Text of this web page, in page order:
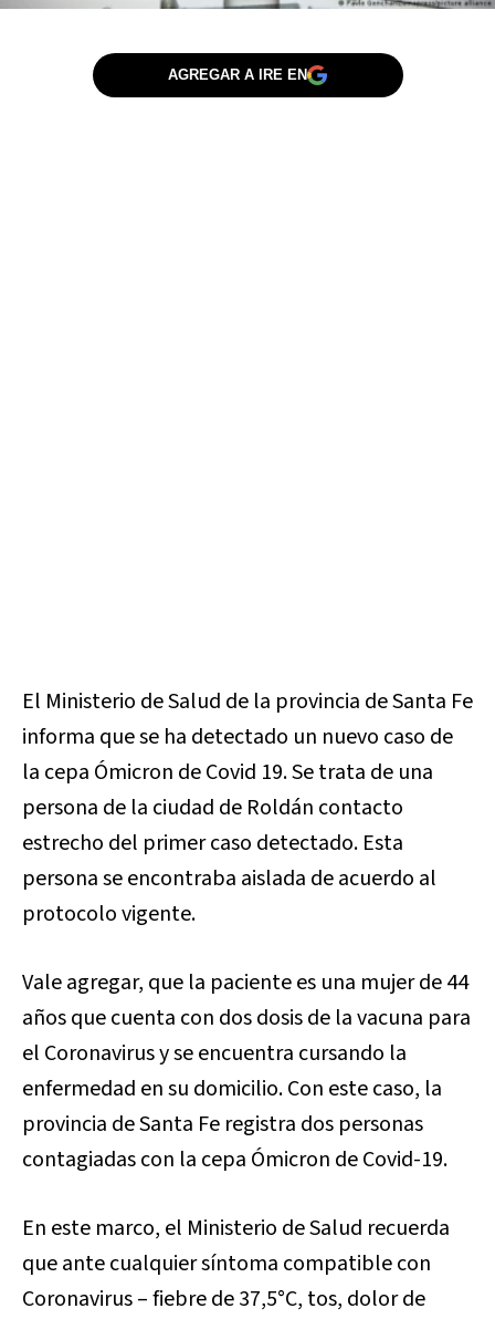
AGREGAR A IRE EN
El Ministerio de Salud de la provincia de Santa Fe
informa que se ha detectado un nuevo caso de
la cepa Ómicron de Covid 19. Se trata de una
persona de la ciudad de Roldán contacto
estrecho del primer caso detectado. Esta
persona se encontraba aislada de acuerdo al
protocolo vigente.
Vale agregar, que la paciente es una mujer de 44
años que cuenta con dosdosis de la vacuna para
el Coronavirus y se encuentra cursando la
enfermedad en su domicilio. Con este caso, la
provincia de Santa Fe registra dos personas
contagiadas con la cepa Ómicron de Covid-19.
En este marco, el Ministerio de Salud recuerda
que ante cualquier síntoma compatible con
Coronavirus – fiebre de 37,5°C, tos, dolor de